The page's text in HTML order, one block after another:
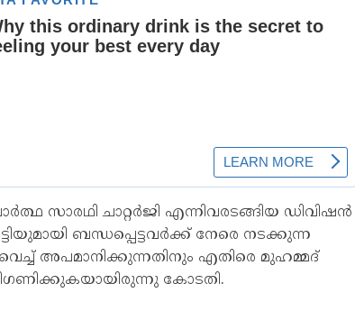
സാരഥി ചാറ്റർജി എന്നിവരടങ്ങിയ ഡിവിഷൻ
ബന്ധപ്പെട്ടവർക്ക് നേരെ നടക്കുന്ന
അപമാനിക്കുന്നതിനും എതിരെ മുഹമ്മദ്
കോടതി.